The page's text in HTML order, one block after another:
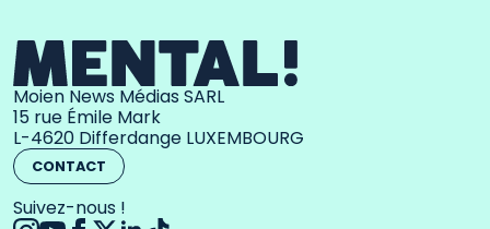
Moien News Médias SARL
15 rue Émile Mark
L-4620 Differdange LUXEMBOURG
CONTACT
Suivez-nous !